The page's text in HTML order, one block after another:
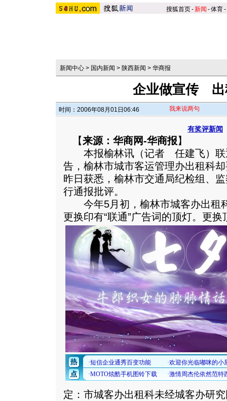
搜狐首页-新闻 -体育-
新闻中心 > 国内新闻 > 陕西新闻 > 华商报
企业做宣传 出
时间：2006年08月01日06:46 我来说两句
有奖评新闻
【来源：华商网-华商报】
本报榆林讯（记者 任建飞）联
告，榆林市城市客运管理办出租科
昨日获悉，榆林市交通局纪检组、
行通报批评。
今年5月初，榆林市城客办出租
更换印有“联通”广告词的顶灯。 更换
定：市城客办出租科未经城客办研